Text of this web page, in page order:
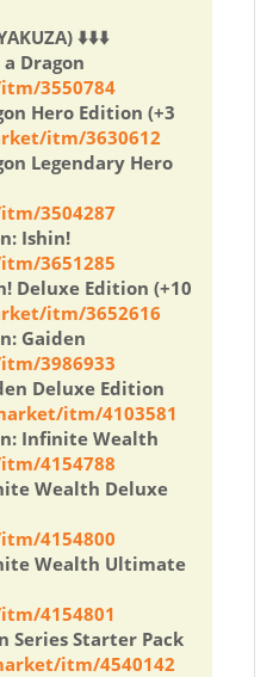
⬇️⬇️⬇️
a Dragon
3550784
Hero Edition (+3
itm/3630612
Legendary Hero
3504287
Ishin!
3651285
Deluxe Edition (+10
itm/3652616
Gaiden
3986933
Deluxe Edition
itm/4103581
Infinite Wealth
4154788
Wealth Deluxe
4154800
Wealth Ultimate
4154801
Series Starter Pack
itm/4540142